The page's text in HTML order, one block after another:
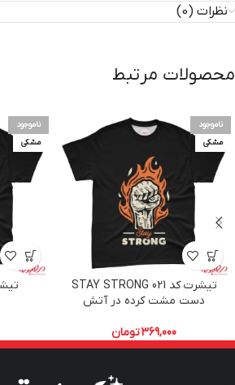
نظرات (0)
محصولات مرتبط
ناموجود
مشکی
تیشرت کد 021 STAY STRONG
دست مشت کرده در آتش
369,000تومان
ناموجود
مشکی